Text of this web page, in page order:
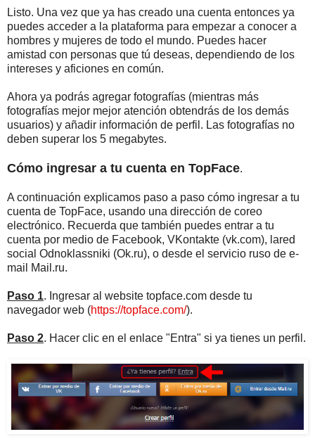
Listo. Una vez que ya has creado una cuenta entonces ya
puedes acceder a la plataforma para empezar a conocer a
hombres y mujeres de todo el mundo. Puedes hacer
amistad con personas que tú deseas, dependiendo de los
intereses y aficiones en común.
Ahora ya podrás agregar fotografías (mientras más
fotografías mejor mejor atención obtendrás de los demás
usuarios) y añadir información de perfil. Las fotografías no
deben superar los 5 megabytes.
Cómo ingresar a tu cuenta en TopFace.
A continuación explicamos paso a paso cómo ingresar a tu
cuenta de TopFace, usando una dirección de coreo
electrónico. Recuerda que también puedes entrar a tu
cuenta por medio de Facebook, VKontakte (vk.com), lared
social Odnoklassniki (Ok.ru), o desde el servicio ruso de e-
mail Mail.ru.
Paso 1. Ingresar al website topface.com desde tu
navegador web (https://topface.com/).
Paso 2. Hacer clic en el enlace "Entra" si ya tienes un perfil.